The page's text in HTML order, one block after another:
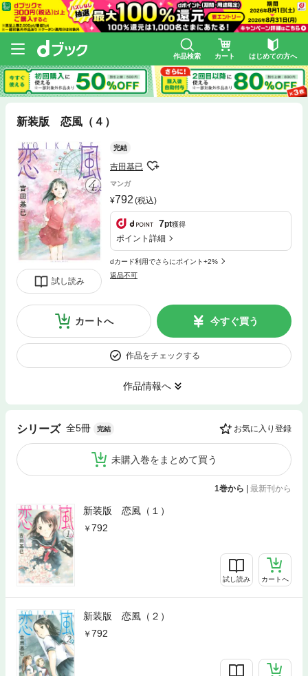
作品検索 カート はじめての方へ
新装版 恋風（４）
試し読み
完結
吉田基已
マンガ
792 (税込)
7pt獲得
ポイント詳細
dカード利用でさらにポイント+2%
返品不可
カートへ 今すぐ買う
作品をチェックする
作品情報へ
シリーズ 全5冊 完結 お気に入り登録
未購入巻をまとめて買う
1巻から | 最新刊から
新装版 恋風（１）
792
試し読み カートへ
新装版 恋風（２）
792